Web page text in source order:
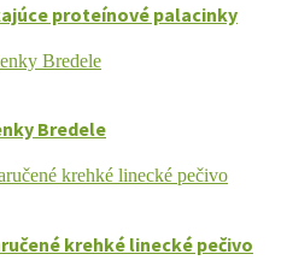
proteínové palacinky
Bredele
krehké linecké pečivo